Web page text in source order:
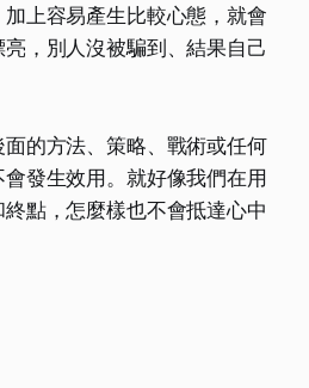
上容易產生比較心態，就會
，別人沒被騙到、結果自己
的方法、策略、戰術或任何
發生效用。就好像我們在用
點，怎麼樣也不會抵達心中